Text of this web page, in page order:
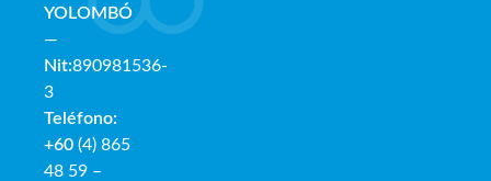
YOLOMBÓ
—
Nit:890981536-
3
Teléfono:
+60 (4) 865
48 59 –